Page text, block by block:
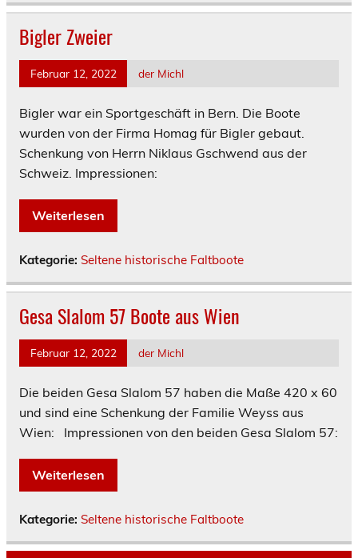
Bigler Zweier
Februar 12, 2022 der Michl
Bigler war ein Sportgeschäft in Bern. Die Boote
wurden von der Firma Homag für Bigler gebaut.
Schenkung von Herrn Niklaus Gschwend aus der
Schweiz. Impressionen:
Weiterlesen
Kategorie: Seltene historische Faltboote
Gesa Slalom 57 Boote aus Wien
Februar 12, 2022 der Michl
Die beiden Gesa Slalom 57 haben die Maße 420 x 60
und sind eine Schenkung der Familie Weyss aus
Wien: Impressionen von den beiden Gesa Slalom 57:
Weiterlesen
Kategorie: Seltene historische Faltboote